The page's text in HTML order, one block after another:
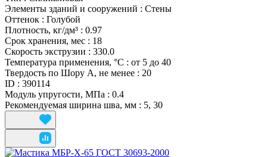
Элементы зданий и сооружений : Стены
Оттенок : Голубой
Плотность, кг/дм³ : 0.97
Срок хранения, мес : 18
Скорость экструзии : 330.0
Температура применения, °С : от 5 до 40
Твердость по Шору А, не менее : 20
ID : 390114
Модуль упругости, МПа : 0.4
Рекомендуемая ширина шва, мм : 5, 30